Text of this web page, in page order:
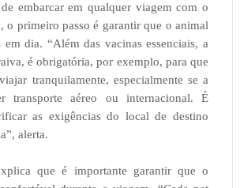
embarcar em qualquer viagem com o
o primeiro passo é garantir que o animal
em dia. “Além das vacinas essenciais, a
é obrigatória, por exemplo, para que
tranquilamente, especialmente se a
transporte aéreo ou internacional. É
as exigências do local de destino
alerta.
que é importante garantir que o